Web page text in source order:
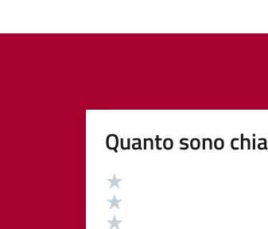
Quanto sono
Valutazione